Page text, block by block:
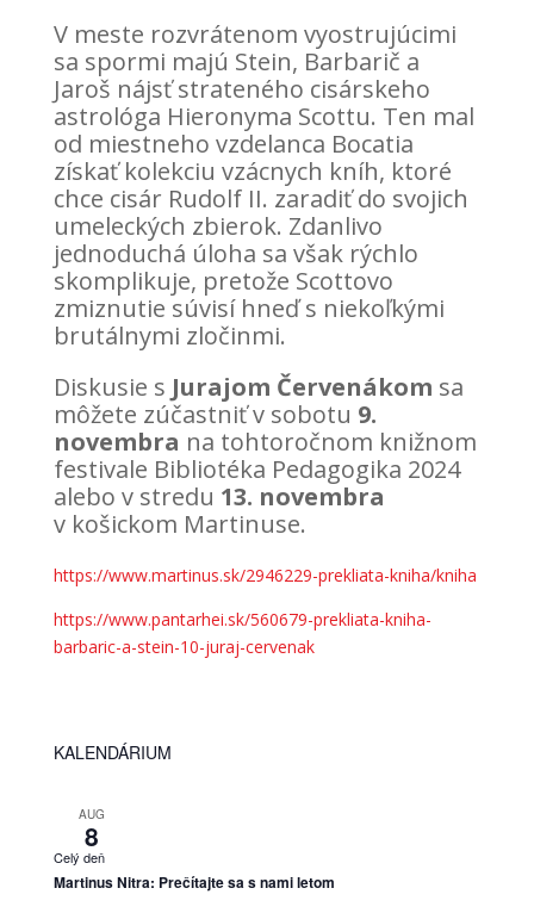
V meste rozvrátenom vyostrujúcimi
sa spormi majú Stein, Barbarič a
Jaroš nájsť strateného cisárskeho
astrológa Hieronyma Scottu. Ten mal
od miestneho vzdelanca Bocatia
získať kolekciu vzácnych kníh, ktoré
chce cisár Rudolf II. zaradiť do svojich
umeleckých zbierok. Zdanlivo
jednoduchá úloha sa však rýchlo
skomplikuje, pretože Scottovo
zmiznutie súvisí hneď s niekoľkými
brutálnymi zločinmi.
Diskusie s Jurajom Červenákom sa
môžete zúčastniť v sobotu 9.
novembra na tohtoročnom knižnom
festivale Bibliotéka Pedagogika 2024
alebo v stredu 13. novembra
v košickom Martinuse.
https://www.martinus.sk/2946229-prekliata-kniha/kniha
https://www.pantarhei.sk/560679-prekliata-kniha-
barbaric-a-stein-10-juraj-cervenak
KALENDÁRIUM
AUG
8
Celý deň
Martinus Nitra: Prečítajte sa s nami letom